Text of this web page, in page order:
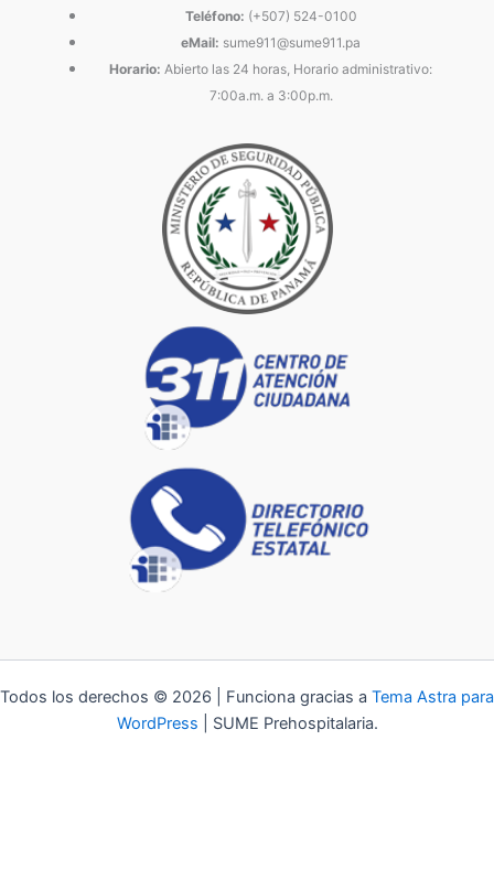
Teléfono: (+507) 524-0100
eMail: sume911@sume911.pa
Horario: Abierto las 24 horas, Horario administrativo:
7:00a.m. a 3:00p.m.
Todos los derechos © 2026 | Funciona gracias a Tema Astra para
WordPress | SUME Prehospitalaria.